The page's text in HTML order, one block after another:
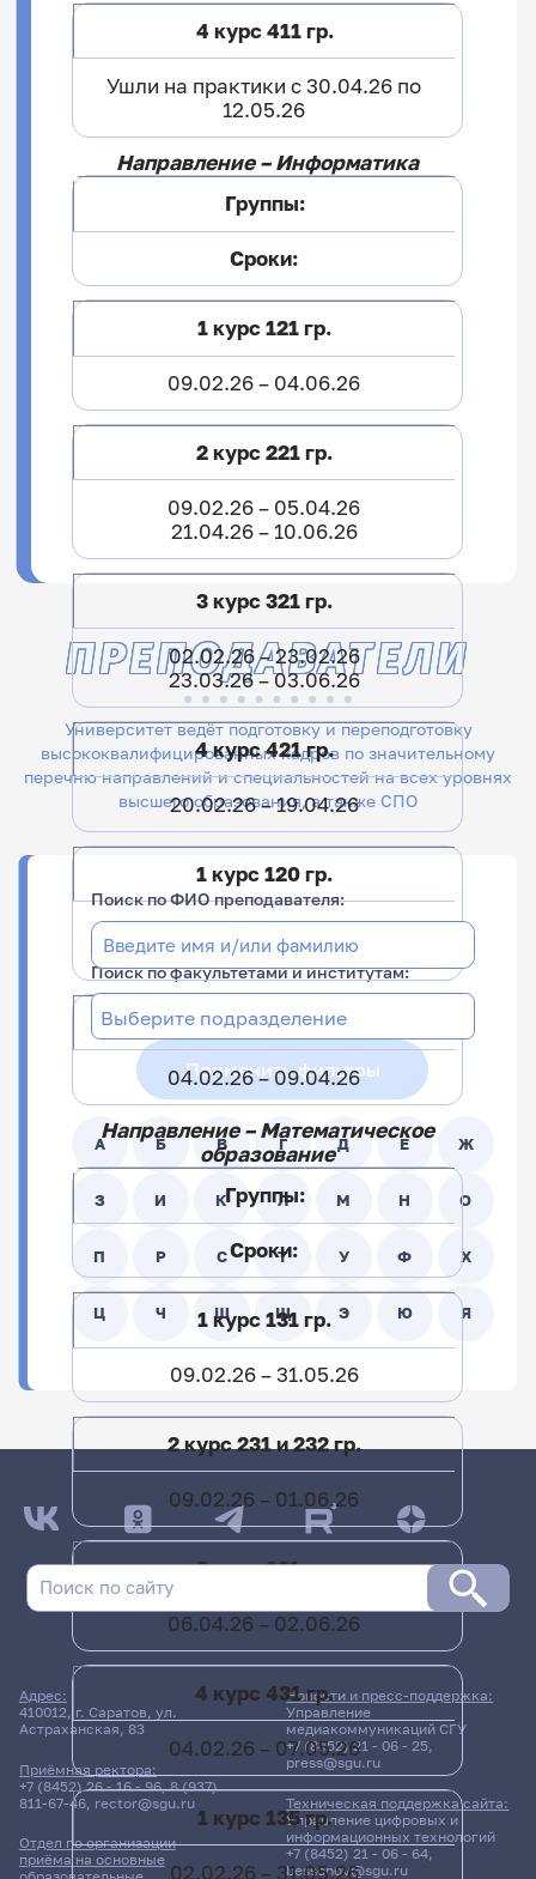
4 курс 411 гр.
Ушли на практики с 30.04.26 по
12.05.26
Направление – Информатика
Группы:
Сроки:
1 курс 121 гр.
09.02.26 – 04.06.26
2 курс 221 гр.
09.02.26 – 05.04.26
21.04.26 – 10.06.26
3 курс 321 гр.
02.02.26 – 23.02.26
23.03.26 – 03.06.26
4 курс 421 гр.
20.02.26 – 19.04.26
1 курс 120 гр.
04.02.26 – 29.03.26
27.04.26 – 15.06.26
2 курс 220 гр.
04.02.26 – 09.04.26
Направление – Математическое
образование
Группы:
Сроки:
1 курс 131 гр.
09.02.26 – 31.05.26
2 курс 231 и 232 гр.
09.02.26 – 01.06.26
3 курс 331 гр.
06.04.26 – 02.06.26
4 курс 431 гр.
04.02.26 – 07.05.26
1 курс 135 гр.
02.02.26 – 31.05.26
Университет ведёт подготовку и переподготовку
высококвалифицированных кадров по значительному
перечню направлений и специальностей на всех уровнях
высшего образования, а также СПО
ПРЕПОДАВАТЕЛИ
Поиск по ФИО преподавателя:
Поиск по факультетами и институтам:
Применить фильтры
А Б В Г Д Е Ж
З И К Л М Н О
П Р С Т У Ф Х
Ц Ч Ш Щ Э Ю Я
ФИО Подразделение
Адрес:
410012, г. Саратов, ул.
Астраханская, 83
Приёмная ректора:
+7 (8452) 26 - 16 - 96,8 (937)
811-67-46, rector@sgu.ru
Отдел по организации
приёма на основные
Новости и пресс-поддержка:
Управление
медиакоммуникаций СГУ
+7 (8452) 21 - 06 - 25,
press@sgu.ru
Техническая поддержка сайта:
Управление цифровых и
информационных технологий
+7 (8452) 21 - 06 - 64,
bessonov@sgu.ru